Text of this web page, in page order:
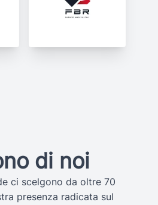
di noi
ci scelgono da oltre 70
presenza radicata sul